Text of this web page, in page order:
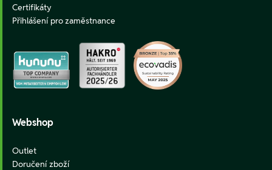
Certifikáty
Přihlášení pro zaměstnance
Webshop
Outlet
Doručení zboží